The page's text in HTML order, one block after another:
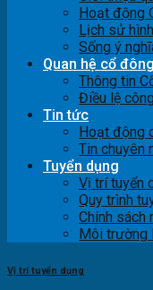
Hoạt động
Lịch sử
Sống ý
Quan hệ cổ đông
Thông tin
Điều lệ
Tin tức
Hoạt động
Tin chuyên
Tuyển dụng
Vị trí tuyển
Quy trình
Chính sách
Môi trường
Vị trí tuyển dụng